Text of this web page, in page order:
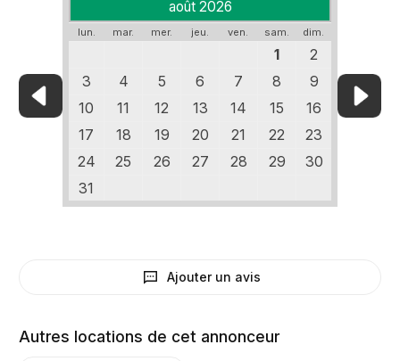
août 2026
lun. mar. mer. jeu. ven. sam. dim.
1
2
3
4 5 6 7 8
9
10
11 12 13 14 15
16
17
18 19 20 21 22
23
24
25 26 27 28 29
30
31
Ajouter un avis
Autres locations de cet annonceur